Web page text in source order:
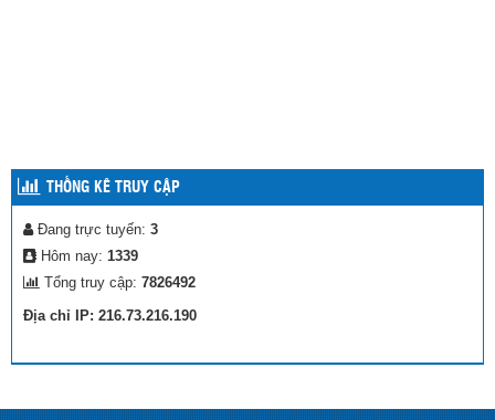
THỐNG KÊ TRUY CẬP
Đang trực tuyến: 3
Hôm nay: 1339
Tổng truy cập: 7826492
Địa chỉ IP: 216.73.216.190